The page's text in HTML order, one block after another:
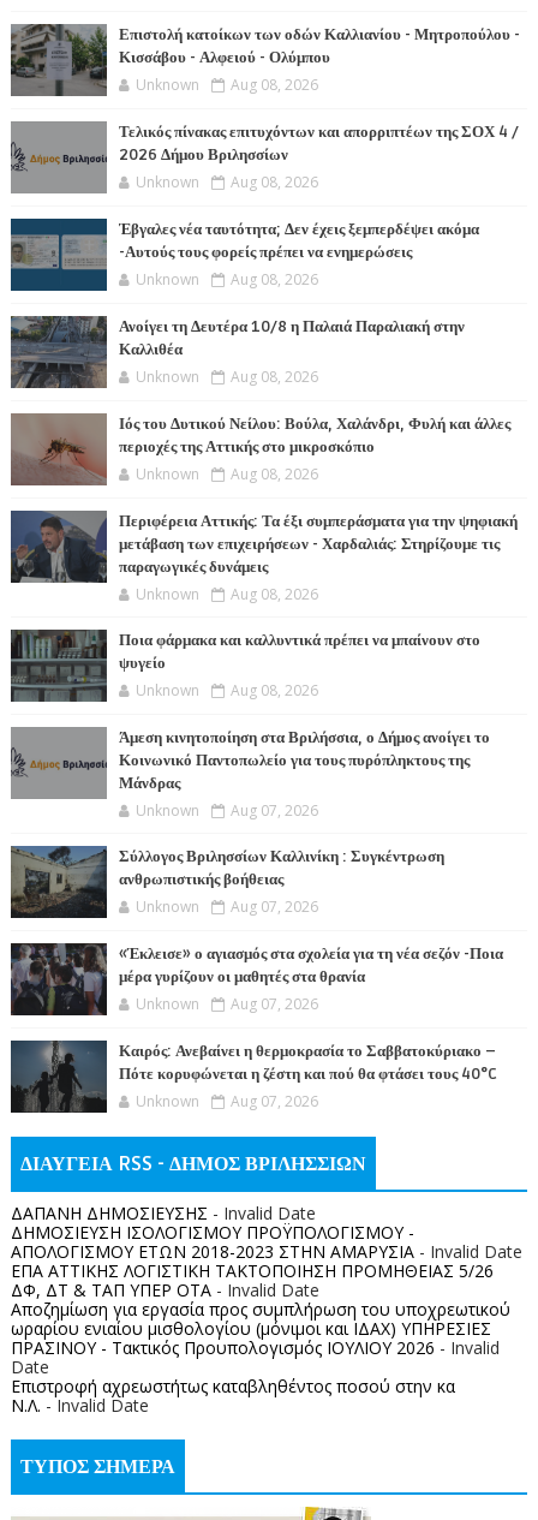
Επιστολή κατοίκων των οδών Καλλιανίου - Μητροπούλου -
Κισσάβου - Αλφειού - Ολύμπου
Unknown Aug 08, 2026
Τελικός πίνακας επιτυχόντων και απορριπτέων της ΣΟΧ 4 /
2026 Δήμου Βριλησσίων
Unknown Aug 08, 2026
Έβγαλες νέα ταυτότητα; Δεν έχεις ξεμπερδέψει ακόμα
-Αυτούς τους φορείς πρέπει να ενημερώσεις
Unknown Aug 08, 2026
Ανοίγει τη Δευτέρα 10/8 η Παλαιά Παραλιακή στην
Καλλιθέα
Unknown Aug 08, 2026
Ιός του Δυτικού Νείλου: Βούλα, Χαλάνδρι, Φυλή και άλλες
περιοχές της Αττικής στο μικροσκόπιο
Unknown Aug 08, 2026
Περιφέρεια Αττικής: Τα έξι συμπεράσματα για την ψηφιακή
μετάβαση των επιχειρήσεων - Χαρδαλιάς: Στηρίζουμε τις
παραγωγικές δυνάμεις
Unknown Aug 08, 2026
Ποια φάρμακα και καλλυντικά πρέπει να μπαίνουν στο
ψυγείο
Unknown Aug 08, 2026
Άμεση κινητοποίηση στα Βριλήσσια, ο Δήμος ανοίγει το
Κοινωνικό Παντοπωλείο για τους πυρόπληκτους της
Μάνδρας
Unknown Aug 07, 2026
Σύλλογος Βριλησσίων Καλλινίκη : Συγκέντρωση
ανθρωπιστικής βοήθειας
Unknown Aug 07, 2026
«Έκλεισε» ο αγιασμός στα σχολεία για τη νέα σεζόν -Ποια
μέρα γυρίζουν οι μαθητές στα θρανία
Unknown Aug 07, 2026
Καιρός: Ανεβαίνει η θερμοκρασία το Σαββατοκύριακο –
Πότε κορυφώνεται η ζέστη και πού θα φτάσει τους 40°C
Unknown Aug 07, 2026
ΔΙΑΥΓΕΙΑ RSS - ΔΗΜΟΣ ΒΡΙΛΗΣΣΙΩΝ
ΔΑΠΑΝΗ ΔΗΜΟΣΙΕΥΣΗΣ - Invalid Date
ΔΗΜΟΣΙΕΥΣΗ ΙΣΟΛΟΓΙΣΜΟΥ ΠΡΟΫΠΟΛΟΓΙΣΜΟΥ -
ΑΠΟΛΟΓΙΣΜΟΥ ΕΤΩΝ 2018-2023 ΣΤΗΝ ΑΜΑΡΥΣΙΑ- Invalid Date
ΕΠΑ ΑΤΤΙΚΗΣ ΛΟΓΙΣΤΙΚΗ ΤΑΚΤΟΠΟΙΗΣΗ ΠΡΟΜΗΘΕΙΑΣ 5/26
ΔΦ, ΔΤ & ΤΑΠ ΥΠΕΡ ΟΤΑ- Invalid Date
Αποζημίωση για εργασία προς συμπλήρωση του υποχρεωτικού
ωραρίου ενιαίου μισθολογίου (μόνιμοι και ΙΔΑΧ) ΥΠΗΡΕΣΙΕΣ
ΠΡΑΣΙΝΟΥ - Τακτικός Προυπολογισμός ΙΟΥΛΙΟΥ 2026 - Invalid
Date
Επιστροφή αχρεωστήτως καταβληθέντος ποσoύ στην κα
Ν.Λ. - Invalid Date
ΤΥΠΟΣ ΣΗΜΕΡΑ